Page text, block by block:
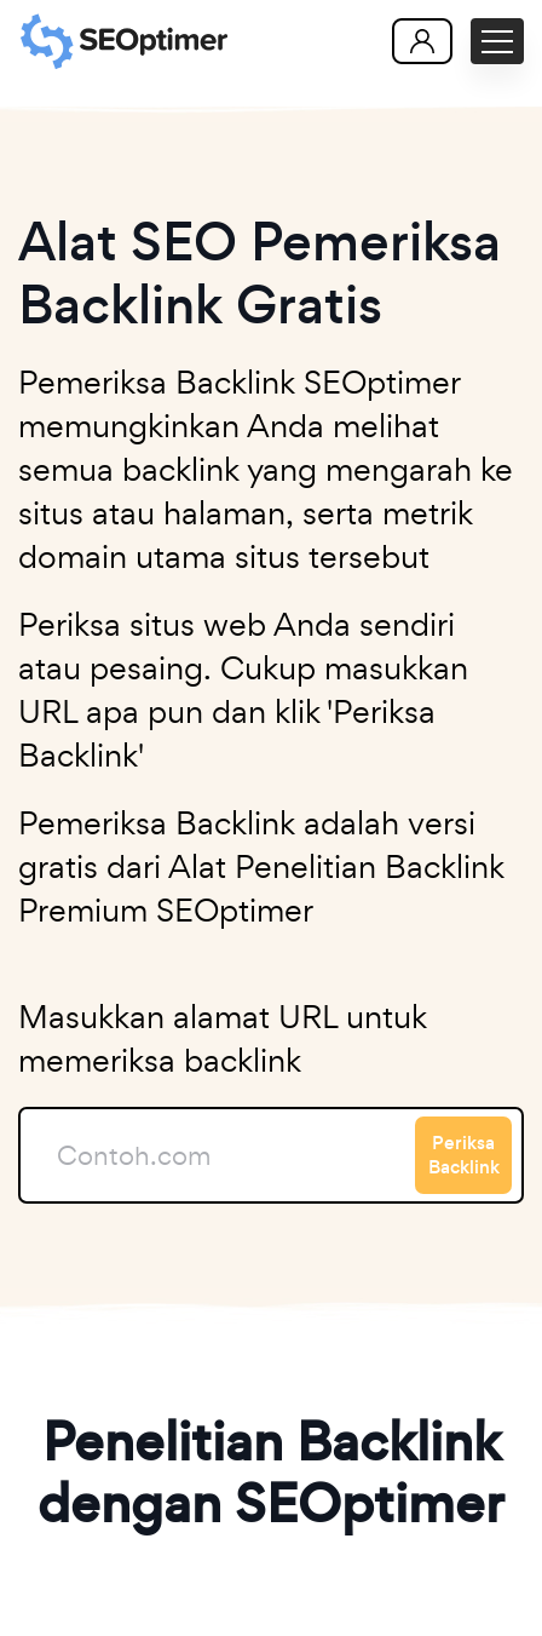
Alat SEO Pemeriksa
Backlink Gratis
Pemeriksa Backlink SEOptimer
memungkinkan Anda melihat
semua backlink yang mengarah ke
situs atau halaman, serta metrik
domain utama situs tersebut
Periksa situs web Anda sendiri
atau pesaing. Cukup masukkan
URL apa pun dan klik 'Periksa
Backlink'
Pemeriksa Backlink adalah versi
gratis dari Alat Penelitian Backlink
Premium SEOptimer
Masukkan alamat URL untuk
memeriksa backlink
Periksa
Backlink
Penelitian Backlink
dengan SEOptimer